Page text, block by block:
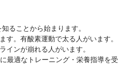
ることから始まります。
す。有酸素運動で太る人がいます。
インが崩れる人がいます。
最適なトレーニング・栄養指導を受